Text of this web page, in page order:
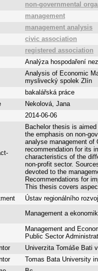
non-governmental
management
management analysis
civic association
registered association
Analýza hospodaření
Analysis of Economic
myslivecký spolek Zlín
bakalářská práce
Nekolová, Jana
2014-06-06
Bachelor thesis is
the emphasis on non-
analyse management
recommendation for its
characteristics of the
non-profit sector.
devoted to the
Recommendations for
This thesis covers
Ústav regionálního
Management a
Management and
Public Sector
Univerzita Tomáše Bati
Tomas Bata University